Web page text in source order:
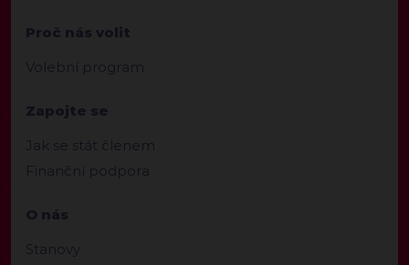
Proč nás volit
Volební program
Zapojte se
Jak se stát členem
Finanční podpora
O nás
Stanovy